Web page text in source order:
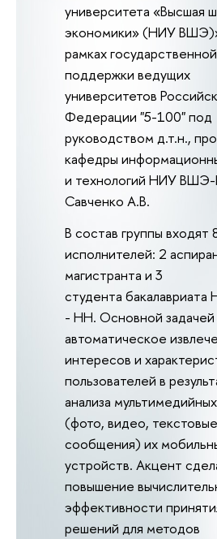
университета «Высшая
экономики» (НИУ
рамках государственной
поддержки ведущих
университетов
Федерации "5-100" под
руководством д.т.н.,
кафедры
и технологий НИУ
Савченко А.В.
В состав группы входят
исполнителей: 2
магистранта и 3
студента
- НН. Основной задачей
автоматическое
интересов и
пользователей в
анализа
(фото, видео, текстовые
сообщения) их
устройств. Акцент
повышение
эффективности
решений для методов